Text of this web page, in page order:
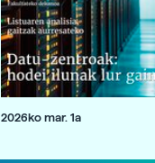
2026ko mar. 1a